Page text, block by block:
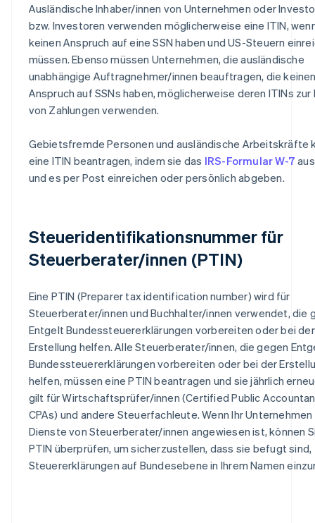
Ausländische Inhaber/innen von Unternehmen oder
bzw. Investoren verwenden möglicherweise eine ITIN,
keinen Anspruch auf eine SSN haben und US-Steuern
müssen. Ebenso müssen Unternehmen, die ausländische
unabhängige Auftragnehmer/innen beauftragen, die
Anspruch auf SSNs haben, möglicherweise deren ITINs zur
von Zahlungen verwenden.
Gebietsfremde Personen und ausländische Arbeitskräfte
eine ITIN beantragen, indem sie das IRS-Formular W-7
und es per Post einreichen oder persönlich abgeben.
Steueridentifikationsnummer für
Steuerberater/innen (PTIN)
Eine PTIN (Preparer tax identification number) wird für
Steuerberater/innen und Buchhalter/innen verwendet, die
Entgelt Bundessteuererklärungen vorbereiten oder bei der
Erstellung helfen. Alle Steuerberater/innen, die gegen
Bundessteuererklärungen vorbereiten oder bei der
helfen, müssen eine PTIN beantragen und sie jährlich
gilt für Wirtschaftsprüfer/innen (Certified Public
CPAs) und andere Steuerfachleute. Wenn Ihr
Dienste von Steuerberater/innen angewiesen ist, können
PTIN überprüfen, um sicherzustellen, dass sie befugt sind,
Steuererklärungen auf Bundesebene in Ihrem Namen